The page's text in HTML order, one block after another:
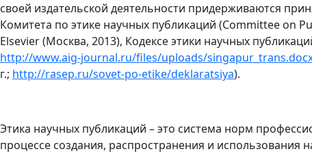
своей издательской деятельности придерживаются
Комитета по этике научных публикаций (Committee on
Elsevier (Москва, 2013), Кодексе этики научных
http://www.aig-journal.ru/files/uploads/
г.; http://rasep.ru/sovet-po-etike/deklaratsiya).
Этика научных публикаций – это система норм
процессе создания, распространения и использования